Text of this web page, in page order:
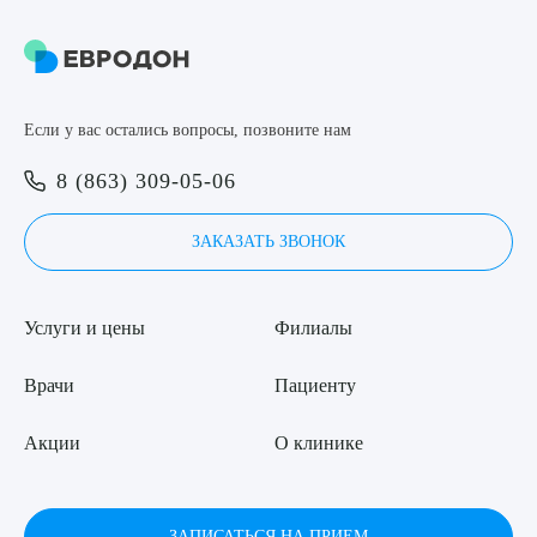
Если у вас остались вопросы, позвоните нам
8 (863) 309-05-06
ЗАКАЗАТЬ ЗВОНОК
Услуги и цены
Врачи
Акции
Филиалы
Пациенту
О клинике